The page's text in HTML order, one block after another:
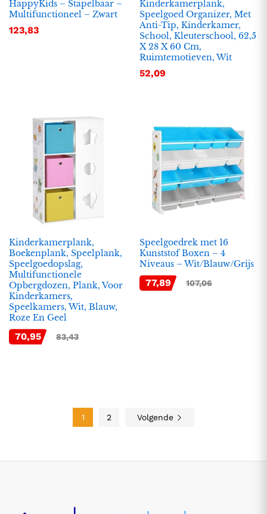
HappyKids – Stapelbaar –
Multifunctioneel – Zwart
123,83
Kinderkamerplank,
Speelgoed Organizer, Met
Anti-Tip, Kinderkamer,
School, Kleuterschool, 62,5
X 28 X 60 Cm,
Ruimtemotieven, Wit
52,09
Kinderkamerplank,
Boekenplank, Speelplank,
Speelgoedopslag,
Multifunctionele
Opbergdozen, Plank, Voor
Kinderkamers,
Speelkamers, Wit, Blauw,
Roze En Geel
70,95 83,43
Speelgoedrek met 16
Kunststof Boxen – 4
Niveaus – Wit/Blauw/Grijs
77,89 107,06
1 2 Volgende